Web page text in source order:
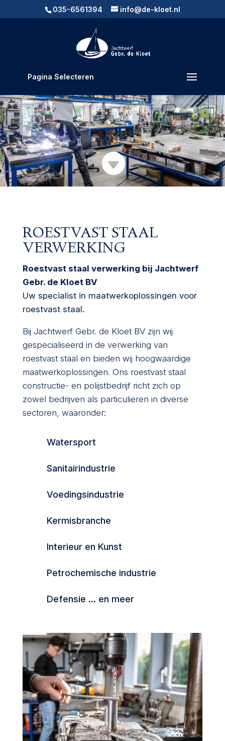
035-6561394 info@de-kloet.nl
Pagina Selecteren

ROESTVAST STAAL
VERWERKING
Roestvast staal verwerking bij Jachtwerf
Gebr. de Kloet BV
Uw specialist in maatwerkoplossingen voor
roestvast staal.
Bij Jachtwerf Gebr. de Kloet BV zijn wij
gespecialiseerd in de verwerking van
roestvast staal en bieden wij hoogwaardige
maatwerkoplossingen. Ons roestvast staal
constructie- en polijstbedrijf richt zich op
zowel bedrijven als particulieren in diverse
sectoren, waaronder:
Watersport
Sanitairindustrie
Voedingsindustrie
Kermisbranche
Interieur en Kunst
Petrochemische industrie
Defensie ... en meer